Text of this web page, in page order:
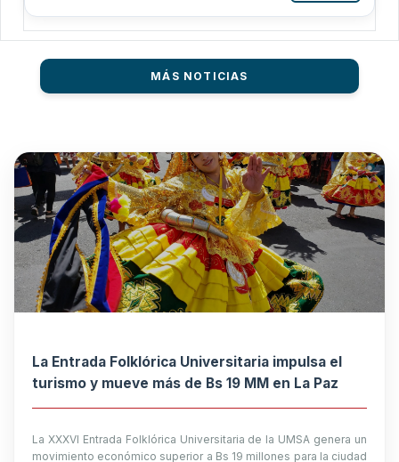
MÁS NOTICIAS
La Entrada Folklórica Universitaria impulsa el
turismo y mueve más de Bs 19 MM en La Paz
La XXXVI Entrada Folklórica Universitaria de la UMSA genera un
movimiento económico superior a Bs 19 millones para la ciudad